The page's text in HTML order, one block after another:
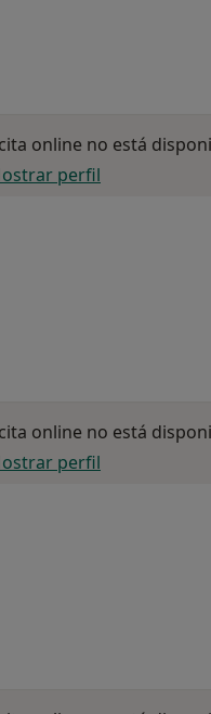
online no está
perfil
online no está
perfil